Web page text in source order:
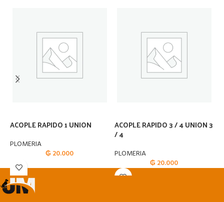
ACOPLE RAPIDO 1 UNION
PLOMERIA
₲ 20.000
ACOPLE RAPIDO 3 / 4 UNION 3
/ 4
PLOMERIA
₲ 20.000